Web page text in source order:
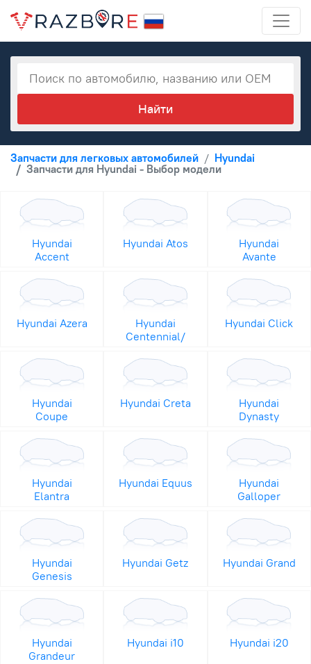
Запчасти для легковых автомобилей
Hyundai
Запчасти для Hyundai - Выбор модели
Hyundai
Accent
Hyundai Atos
Hyundai
Avante
Hyundai Azera
Hyundai
Centennial/
Hyundai Click
Hyundai
Coupe
Hyundai Creta
Hyundai
Dynasty
Hyundai
Elantra
Hyundai Equus
Hyundai
Galloper
Hyundai
Genesis
Hyundai Getz Hyundai Grand
Hyundai
Grandeur
Hyundai i10 Hyundai i20